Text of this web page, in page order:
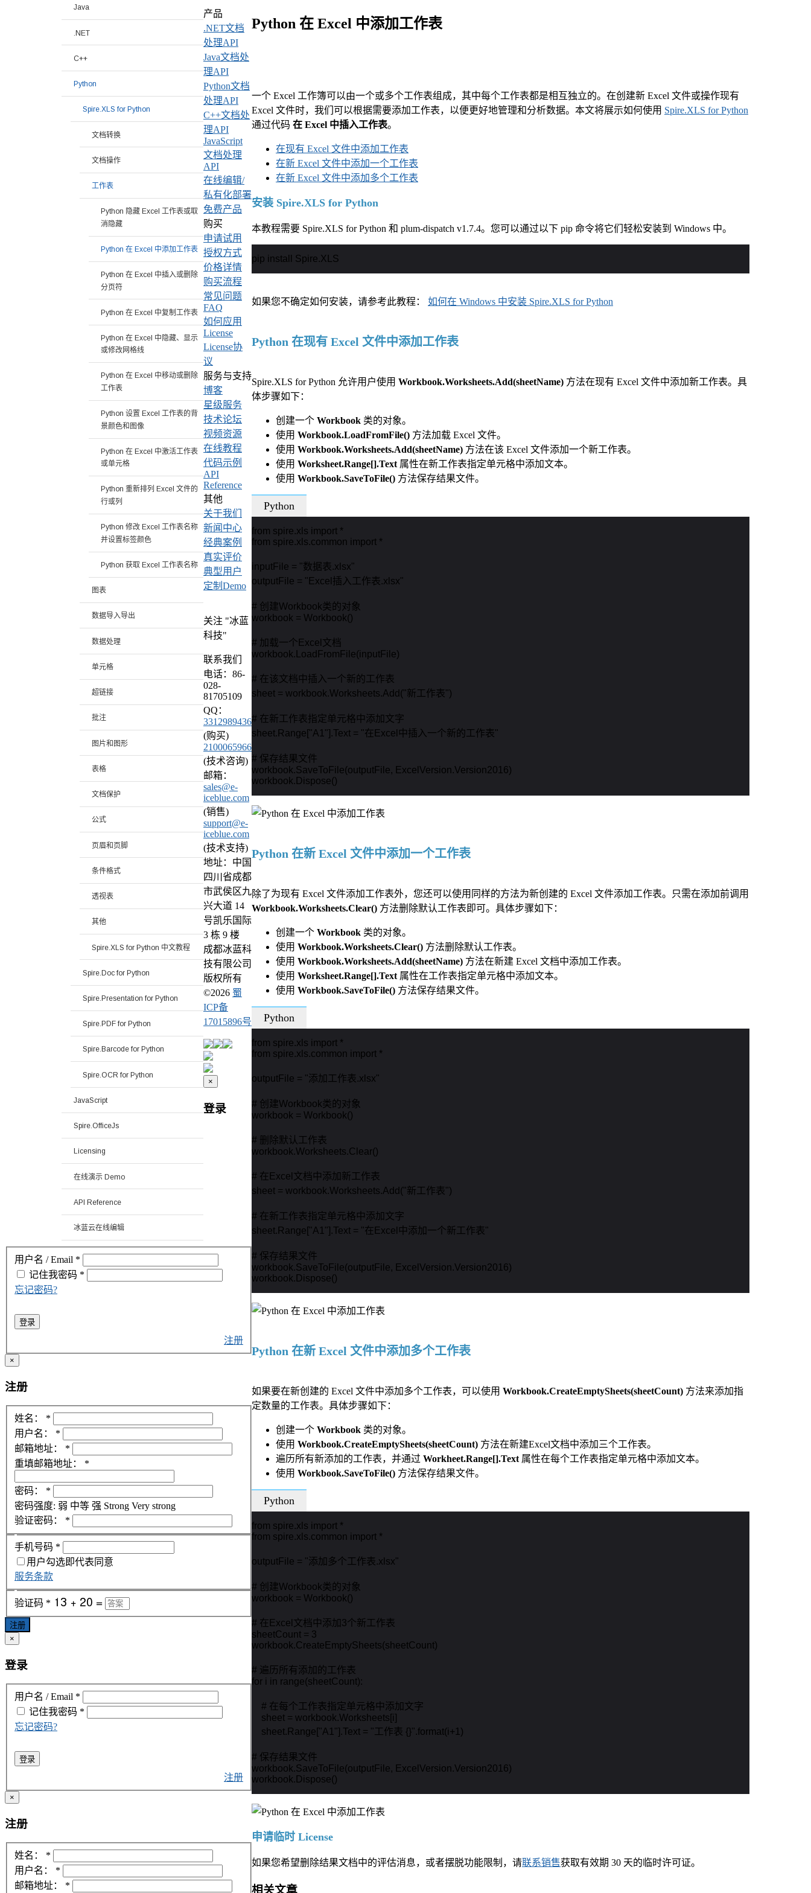
Python 在 Excel 中添加工作表
一个 Excel 工作簿可以由一个或多个工作表组成，其中每个工作表都是相互独立的。在创建新 Excel 文件或操作现有
Excel 文件时，我们可以根据需要添加工作表，以便更好地管理和分析数据。本文将展示如何使用 Spire.XLS for Python
通过代码 在 Excel 中插入工作表。
在现有 Excel 文件中添加工作表
在新 Excel 文件中添加一个工作表
在新 Excel 文件中添加多个工作表
安装 Spire.XLS for Python
本教程需要 Spire.XLS for Python 和 plum-dispatch v1.7.4。您可以通过以下 pip 命令将它们轻松安装到 Windows 中。
pip install Spire.XLS
如果您不确定如何安装，请参考此教程： 如何在 Windows 中安装 Spire.XLS for Python
Python 在现有 Excel 文件中添加工作表
Spire.XLS for Python 允许用户使用 Workbook.Worksheets.Add(sheetName) 方法在现有 Excel 文件中添加新工作表。具
体步骤如下：
创建一个 Workbook 类的对象。
使用 Workbook.LoadFromFile() 方法加载 Excel 文件。
使用 Workbook.Worksheets.Add(sheetName) 方法在该 Excel 文件添加一个新工作表。
使用 Worksheet.Range[].Text 属性在新工作表指定单元格中添加文本。
使用 Workbook.SaveToFile() 方法保存结果文件。
Python
from spire.xls import *
from spire.xls.common import *
inputFile = "数据表.xlsx"
outputFile = "Excel插入工作表.xlsx"
# 创建Workbook类的对象
workbook = Workbook()
# 加载一个Excel文档
workbook.LoadFromFile(inputFile)
# 在该文档中插入一个新的工作表
sheet = workbook.Worksheets.Add("新工作表")
# 在新工作表指定单元格中添加文字
sheet.Range["A1"].Text = "在Excel中插入一个新的工作表"
# 保存结果文件
workbook.SaveToFile(outputFile, ExcelVersion.Version2016)
workbook.Dispose()
Python 在新 Excel 文件中添加一个工作表
除了为现有 Excel 文件添加工作表外，您还可以使用同样的方法为新创建的 Excel 文件添加工作表。只需在添加前调用
Workbook.Worksheets.Clear() 方法删除默认工作表即可。具体步骤如下：
创建一个 Workbook 类的对象。
使用 Workbook.Worksheets.Clear() 方法删除默认工作表。
使用 Workbook.Worksheets.Add(sheetName) 方法在新建 Excel 文档中添加工作表。
使用 Worksheet.Range[].Text 属性在工作表指定单元格中添加文本。
使用 Workbook.SaveToFile() 方法保存结果文件。
Python
from spire.xls import *
from spire.xls.common import *
outputFile = "添加工作表.xlsx"
# 创建Workbook类的对象
workbook = Workbook()
# 删除默认工作表
workbook.Worksheets.Clear()
# 在Excel文档中添加新工作表
sheet = workbook.Worksheets.Add("新工作表")
# 在新工作表指定单元格中添加文字
sheet.Range["A1"].Text = "在Excel中添加一个新工作表"
# 保存结果文件
workbook.SaveToFile(outputFile, ExcelVersion.Version2016)
workbook.Dispose()
Python 在新 Excel 文件中添加多个工作表
如果要在新创建的 Excel 文件中添加多个工作表，可以使用 Workbook.CreateEmptySheets(sheetCount) 方法来添加指
定数量的工作表。具体步骤如下：
创建一个 Workbook 类的对象。
使用 Workbook.CreateEmptySheets(sheetCount) 方法在新建Excel文档中添加三个工作表。
遍历所有新添加的工作表，并通过 Workheet.Range[].Text 属性在每个工作表指定单元格中添加文本。
使用 Workbook.SaveToFile() 方法保存结果文件。
Python
from spire.xls import *
from spire.xls.common import *
outputFile = "添加多个工作表.xlsx"
# 创建Workbook类的对象
workbook = Workbook()
# 在Excel文档中添加3个新工作表
sheetCount = 3
workbook.CreateEmptySheets(sheetCount)
# 遍历所有添加的工作表
for i in range(sheetCount):
    # 在每个工作表指定单元格中添加文字
    sheet = workbook.Worksheets[i]
    sheet.Range["A1"].Text = "工作表 {}".format(i+1)
# 保存结果文件
workbook.SaveToFile(outputFile, ExcelVersion.Version2016)
workbook.Dispose()
申请临时 License
如果您希望删除结果文档中的评估消息，或者摆脱功能限制，请联系销售获取有效期 30 天的临时许可证。
相关文章
Java
.NET
C++
Python
Spire.XLS for Python
文档转换
文档操作
工作表
Python 隐藏 Excel 工作表或取
消隐藏
Python 在 Excel 中添加工作表
Python 在 Excel 中插入或删除
分页符
Python 在 Excel 中复制工作表
Python 在 Excel 中隐藏、显示
或修改网格线
Python 在 Excel 中移动或删除
工作表
Python 设置 Excel 工作表的背
景颜色和图像
Python 在 Excel 中激活工作表
或单元格
Python 重新排列 Excel 文件的
行或列
Python 修改 Excel 工作表名称
并设置标签颜色
Python 获取 Excel 工作表名称
图表
数据导入导出
数据处理
单元格
超链接
批注
图片和图形
表格
文档保护
公式
页眉和页脚
条件格式
透视表
其他
Spire.XLS for Python 中文教程
Spire.Doc for Python
Spire.Presentation for Python
Spire.PDF for Python
Spire.Barcode for Python
Spire.OCR for Python
JavaScript
Spire.OfficeJs
Licensing
在线演示 Demo
API Reference
冰蓝云在线编辑
产品
.NET文档
处理API
Java文档处
理API
Python文档
处理API
C++文档处
理API
JavaScript
文档处理
API
在线编辑/
私有化部署
免费产品
购买
申请试用
授权方式
价格详情
购买流程
常见问题
FAQ
如何应用
License
License协
议
服务与支持
博客
星级服务
技术论坛
视频资源
在线教程
代码示例
API
Reference
其他
关于我们
新闻中心
经典案例
真实评价
典型用户
定制Demo
关注 "冰蓝
科技"
联系我们
电话：86-
028-
81705109
QQ：
3312989436
(购买)
2100065966
(技术咨询)
邮箱：
sales@e-
iceblue.com
(销售)
support@e-
iceblue.com
(技术支持)
地址：中国
四川省成都
市武侯区九
兴大道 14
号凯乐国际
3 栋 9 楼
成都冰蓝科
技有限公司
版权所有
©2026 蜀
ICP备
17015896号
×
登录
用户名 / Email *
密码 *
记住我
忘记密码?
登录
注册
×
注册
姓名：
*
用户名：
*
邮箱地址：
*
重填邮箱地址：
*
密码：
*
密码强度: 弱 中等 强 Strong Very strong
验证密码：
*
手机号码 *
用户勾选即代表同意
服务条款
验证码 *
注册
×
登录
用户名 / Email *
密码 *
记住我
忘记密码?
登录
注册
×
注册
姓名：
*
用户名：
*
邮箱地址：
*